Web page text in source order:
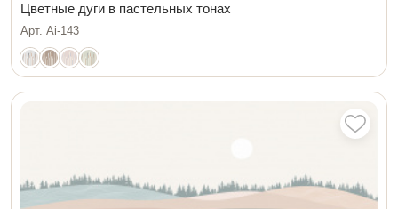
Цветные дуги в пастельных тонах
Арт. Ai-143